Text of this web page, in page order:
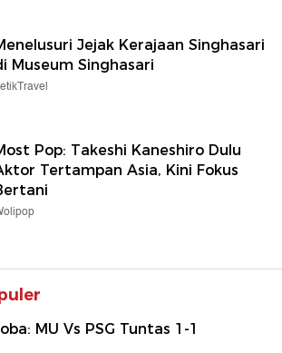
Jejak Kerajaan Singhasari
Museum Singhasari
Pop: Takeshi Kaneshiro Dulu
Tertampan Asia, Kini Fokus
MU Vs PSG Tuntas 1-1